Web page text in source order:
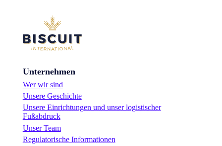
Unternehmen
Wer wir sind
Unsere Geschichte
Unsere Einrichtungen und unser logistischer
Fußabdruck
Unser Team
Regulatorische Informationen